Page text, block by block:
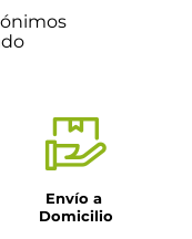
Envío a
Domicilio